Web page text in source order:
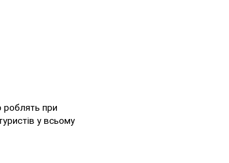
роблять при
у всьому